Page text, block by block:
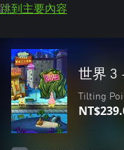
跳到主要內容
世界 3
Tilting